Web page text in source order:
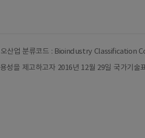
산업 분류코드 : Bioindustry Classification
성을 제고하고자 2016년 12월 29일 국가기술